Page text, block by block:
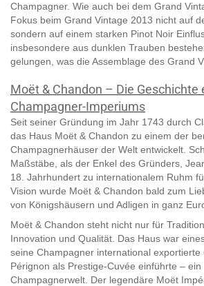
Champagner. Wie auch bei dem Grand
Fokus beim Grand Vintage 2013 nicht auf
sondern auf einem starken Pinot Noir
insbesondere aus dunklen Trauben
gelungen, was die Assemblage des Grand
Moët & Chandon – Die Geschichte
Champagner-Imperiums
Seit seiner Gründung im Jahr 1743 durch
das Haus Moët & Chandon zu einem der
Champagnerhäuser der Welt entwickelt.
Maßstäbe, als der Enkel des Gründers,
18. Jahrhundert zu internationalem Ruhm
Vision wurde Moët & Chandon bald zum
von Königshäusern und Adligen in ganz
Moët & Chandon steht nicht nur für
Innovation und Qualität. Das Haus war
seine Champagner international exportierte
Pérignon als Prestige-Cuvée einführte –
Champagnerwelt. Der legendäre Moët